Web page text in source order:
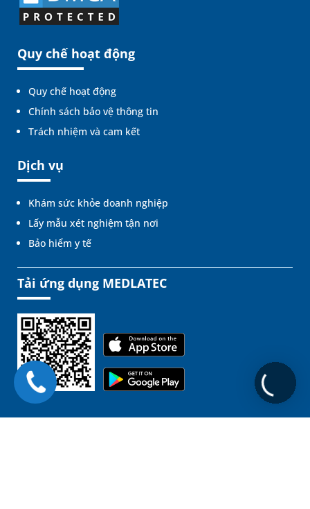
Quy chế hoạt động
Quy chế hoạt động
Chính sách bảo vệ thông tin
Trách nhiệm và cam kết
Dịch vụ
Khám sức khỏe doanh nghiệp
Lấy mẫu xét nghiệm tận nơi
Bảo hiểm y tế
Tải ứng dụng MEDLATEC